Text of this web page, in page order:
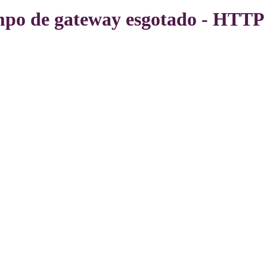
de gateway esgotado - HTTP